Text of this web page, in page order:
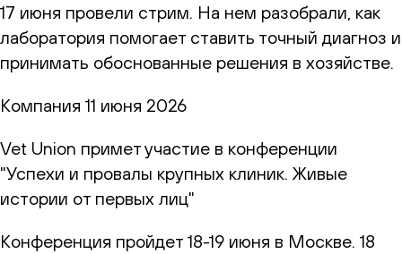
17 июня провели стрим. На нем разобрали, как
лаборатория помогает ставить точный диагноз и
принимать обоснованные решения в хозяйстве.
Компания 11 июня 2026
Vet Union примет участие в конференции
"Успехи и провалы крупных клиник. Живые
истории от первых лиц"
Конференция пройдет 18-19 июня в Москве. 18